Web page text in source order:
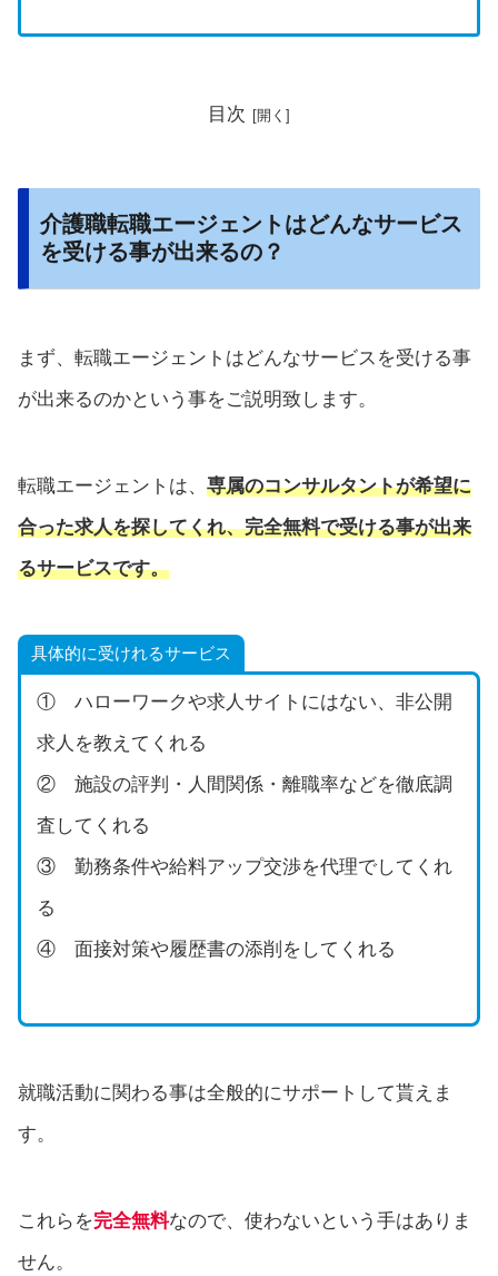
目次
介護職転職エージェントはどんなサービス
を受ける事が出来るの？
まず、転職エージェントはどんなサービスを受ける事
が出来るのかという事をご説明致します。
転職エージェントは、 専属のコンサルタントが希望に
合った求人を探してくれ、完全無料で受ける事が出来
るサービスです。
具体的に受けれるサービス
① ハローワークや求人サイトにはない、非公開
求人を教えてくれる
② 施設の評判・人間関係・離職率などを徹底調
査してくれる
③ 勤務条件や給料アップ交渉を代理でしてくれ
る
④ 面接対策や履歴書の添削をしてくれる
就職活動に関わる事は全般的にサポートして貰えま
す。
これらを完全無料なので、使わないという手はありま
せん。